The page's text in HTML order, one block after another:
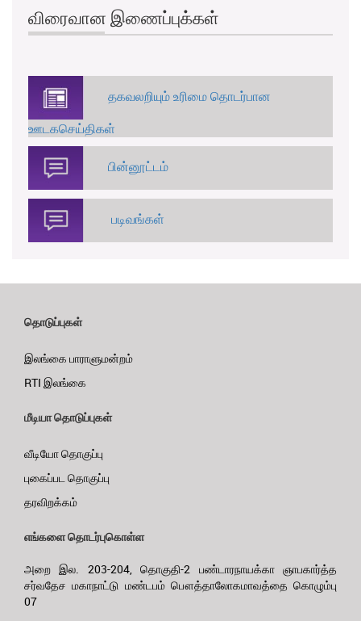
விரைவான இணைப்புக்கள்
தகவலறியும் உரிமை தொடர்பான
ஊடகசெய்திகள்
பின்னூட்டம்
படிவங்கள்
தொடுப்புகள்
இலங்கை பாராளுமன்றம்
RTI இலங்கை
மீடியா தொடுப்புகள்
வீடியோ தொகுப்பு
புகைப்பட தொகுப்பு
தரவிறக்கம்
எங்களை தொடர்புகொள்ள
அறை இல. 203-204, தொகுதி-2 பண்டாரநாயக்கா ஞாபகார்த்த
சர்வதேச மகாநாட்டு மண்டபம் பௌத்தாலோகமாவத்தை கொழும்பு
07